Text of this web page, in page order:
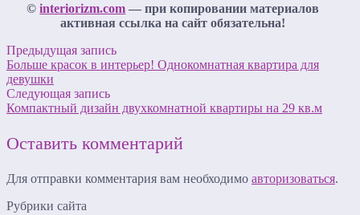
©interiorizm.com — при копировании материалов
активная ссылка на сайт обязательна!
Предыдущая запись
Больше красок в интерьер! Однокомнатная квартира для
девушки
Следующая запись
Компактный дизайн двухкомнатной квартиры на 29 кв.м
Оставить комментарий
Для отправки комментария вам необходимо авторизоваться.
Рубрики сайта